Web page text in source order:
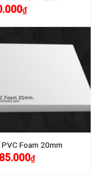
₫
PVC Foam 20mm
₫